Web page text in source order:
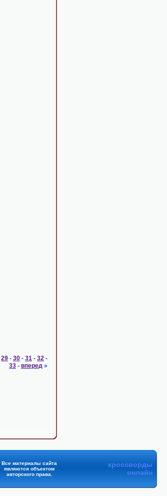
29 - 30 - 31 - 32 -
33 - вперед »
Все материалы сайта
являются объектом
авторского права.
кроссворды
онлайн